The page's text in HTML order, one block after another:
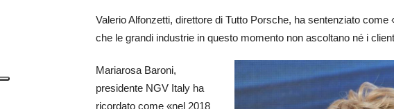
Valerio Alfonzetti, direttore di Tutto Porsche, ha sentenziato come
che le grandi industrie in questo momento non ascoltano né i
Mariarosa Baroni,
presidente NGV Italy ha
ricordato come «nel 2018